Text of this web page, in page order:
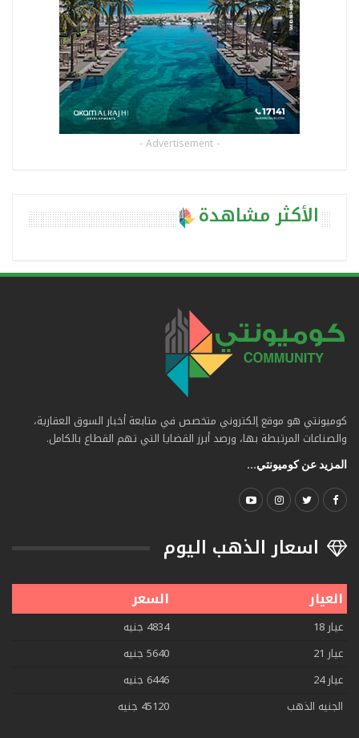
- Advertisement -
الأكثر مشاهدة
كوميونتي هو موقع إلكتروني متخصص في متابعة أخبار السوق العقارية،
والصناعات المرتبطة بها، ورصد أبرز القضايا التي تهم القطاع بالكامل.
المزيد عن كوميونتي...
اسعار الذهب اليوم
العيار السعر
عيار 18
4834 جنيه
عيار 21
5640 جنيه
عيار 24
6446 جنيه
الجنيه الذهب
45120 جنيه